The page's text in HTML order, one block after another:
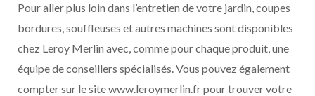
Pour aller plus loin dans l’entretien de votre jardin, coupes
bordures, souffleuses et autres machines sont disponibles
chez Leroy Merlin avec, comme pour chaque produit, une
équipe de conseillers spécialisés. Vous pouvez également
compter sur le site www.leroymerlin.fr pour trouver votre